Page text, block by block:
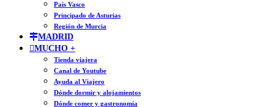
País Vasco
Principado de Asturias
Región de Murcia
MADRID
MUCHO +
Tienda viajera
Canal de Youtube
Ayuda al Viajero
Dónde dormir y alojamientos
Dónde comer y gastronomía